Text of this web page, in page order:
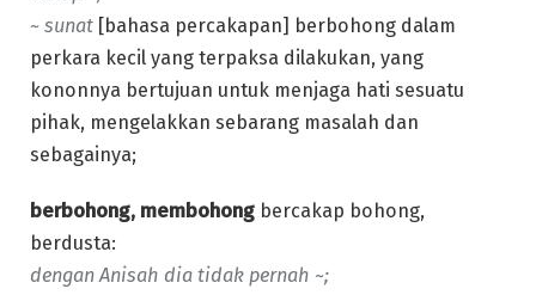
~ sunat [bahasa percakapan] berbohong dalam
perkara kecil yang terpaksa dilakukan, yang
kononnya bertujuan untuk menjaga hati sesuatu
pihak, mengelakkan sebarang masalah dan
sebagainya;
berbohong, membohong bercakap bohong,
berdusta:
dengan Anisah dia tidak pernah ~;